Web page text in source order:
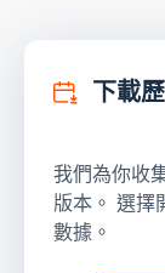
下載
我們為你收
版本。 選擇
數據。